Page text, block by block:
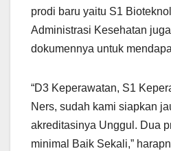
prodi baru yaitu S1
Administrasi Kesehatan
dokumennya untuk
“D3 Keperawatan, S1
Ners, sudah kami siapkan
akreditasinya Unggul. Dua
minimal Baik Sekali,”